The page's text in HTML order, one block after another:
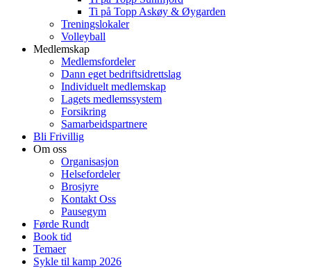
Ti på Topp Askøy & Øygarden
Treningslokaler
Volleyball
Medlemskap
Medlemsfordeler
Dann eget bedriftsidrettslag
Individuelt medlemskap
Lagets medlemssystem
Forsikring
Samarbeidspartnere
Bli Frivillig
Om oss
Organisasjon
Helsefordeler
Brosjyre
Kontakt Oss
Pausegym
Førde Rundt
Book tid
Temaer
Sykle til kamp 2026